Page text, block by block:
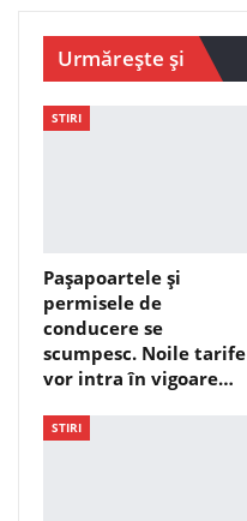
Urmărește și
STIRI
Pașapoartele și
permisele de
conducere se
scumpesc. Noile tarife
vor intra în vigoare…
STIRI